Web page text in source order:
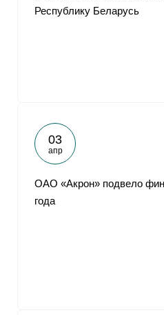
Республику Беларусь
03
апр
ОАО «Акрон» подвело
года